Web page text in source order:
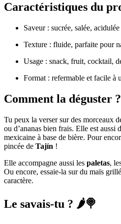
Caractéristiques du
Saveur : sucrée, salée,
Texture : fluide, parfaite pour
Usage : snack, fruit, cocktail,
Format : refermable et facile à
Comment la déguster ?
Tu peux la verser sur des morceaux
ou d’ananas bien frais. Elle est aussi
mexicaine à base de bière. Pour
pincée de Tajín !
Elle accompagne aussi les paletas,
Ou encore, essaie-la sur du maïs
caractère.
Le savais-tu ? 🌶️🍭